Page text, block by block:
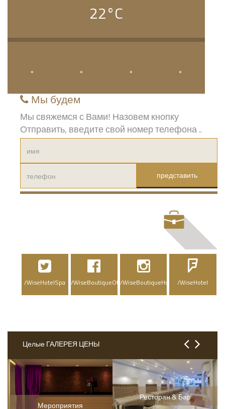
22
Мы будем
Мы свяжемся с Вами! Назовем кнопку
Отправить, введите свой номер телефона ..
представить
/WiseHotelSpa /WiseBoutiqueOtelSpa/WiseBoutiqueHotelSpa/WiseHotel
Целые ГАЛЕРЕЯ ЦЕНЫ
Мероприятия
Ресторан & Бар